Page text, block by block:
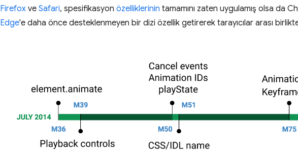
Firefox ve Safari, spesifikasyon özelliklerinin tamamını zaten uygulamış olsa da
Edge'e daha önce desteklenmeyen bir dizi özellik getirerek tarayıcılar arası